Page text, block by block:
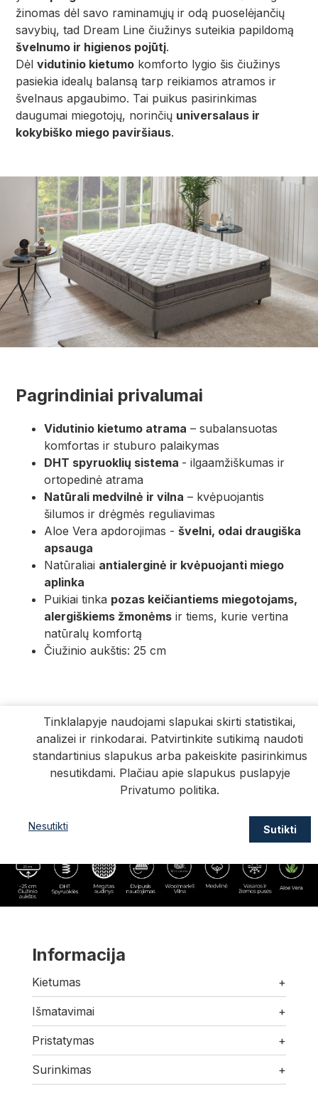
žinomas dėl savo raminamųjų ir odą puoselėjančių
savybių, tad Dream Line čiužinys suteikia papildomą
švelnumo ir higienos pojūtį.
Dėlvidutinio kietumo komforto lygio šis čiužinys
pasiekia idealų balansą tarp reikiamos atramos ir
švelnaus apgaubimo. Tai puikus pasirinkimas
daugumai miegotojų, norinčių universalaus ir
kokybiško miego paviršiaus.
Pagrindiniai privalumai
Vidutinio kietumo atrama – subalansuotas
komfortas ir stuburo palaikymas
DHT spyruoklių sistema - ilgaamžiškumas ir
ortopedinė atrama
Natūrali medvilnė ir vilna – kvėpuojantis
šilumos ir drėgmės reguliavimas
Aloe Vera apdorojimas -švelni, odai draugiška
apsauga
Natūraliai antialerginė ir kvėpuojanti miego
aplinka
Puikiai tinka pozas keičiantiems miegotojams,
alergiškiems žmonėms ir tiems, kurie vertina
natūralų komfortą
Čiužinio aukštis: 25 cm
Informacija
Kietumas +
Išmatavimai +
Pristatymas +
Surinkimas +
Tinklalapyje naudojami slapukai skirti statistikai,
analizei ir rinkodarai. Patvirtinkite sutikimą naudoti
standartinius slapukus arba pakeiskite pasirinkimus
nesutikdami. Plačiau apie slapukus puslapyje
Privatumo politika.
Nesutikti Sutikti